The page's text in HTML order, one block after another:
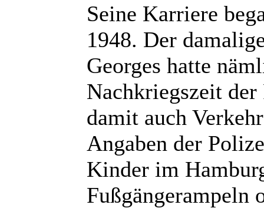
Seine Karriere
1948. Der
Georges hatte
Nachkriegszeit
damit auch
Angaben der
Kinder im
Fußgängerampeln